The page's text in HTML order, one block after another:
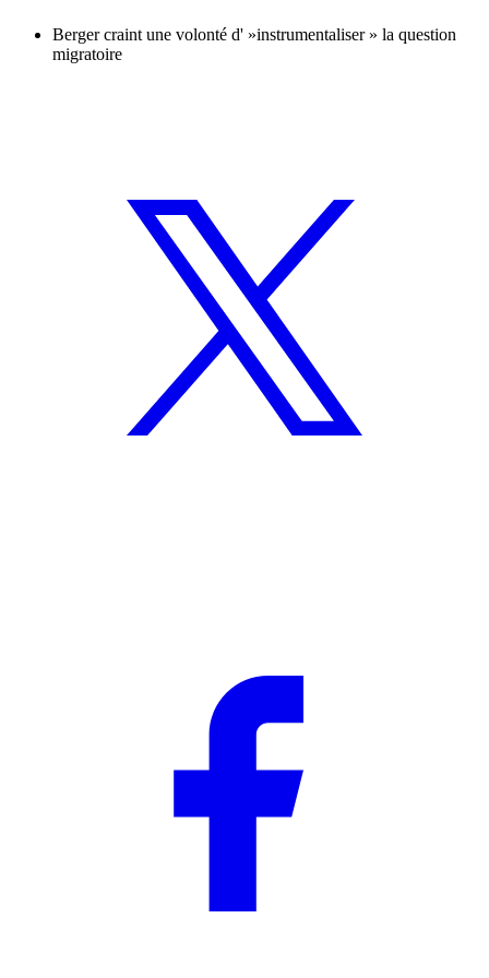
Berger craint une volonté d' »instrumentaliser » la question
migratoire